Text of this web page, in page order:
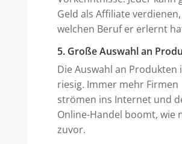
Geld als Affiliate
welchen Beruf er erlernt
5. Große Auswahl an
Die Auswahl an Produkten
riesig. Immer mehr Firmen
strömen ins Internet und
Online-Handel boomt, wie
zuvor.